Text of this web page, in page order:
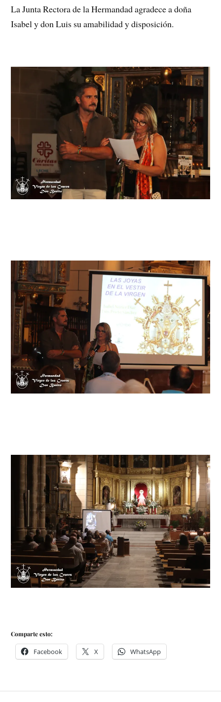
La Junta Rectora de la Hermandad agradece a doña
Isabel y don Luis su amabilidad y disposición.
Comparte esto:
Facebook X WhatsApp